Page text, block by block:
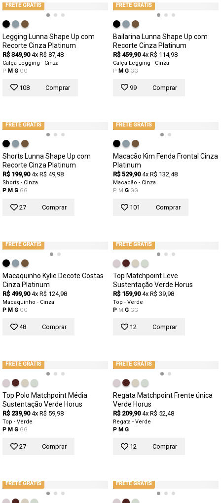
FRETE GRÁTIS
Legging Lunna Shape Up com
Recorte Cinza Platinum
R$ 349,90 4x R$ 87,48
Calça Legging - Cinza
P M G GG
108 Comprar
FRETE GRÁTIS
Bailarina Lunna Shape Up com
Recorte Cinza Platinum
R$ 459,90 4x R$ 114,98
Calça Legging - Cinza
P M G GG
99 Comprar
FRETE GRÁTIS
Shorts Lunna Shape Up com
Recorte Cinza Platinum
R$ 199,90 4x R$ 49,98
Shorts - Cinza
P M G GG
27 Comprar
FRETE GRÁTIS
Macacão Kim Fenda Frontal Cinza
Platinum
R$ 529,90 4x R$ 132,48
Macacão - Cinza
P M G GG
101 Comprar
FRETE GRÁTIS
Macaquinho Kylie Decote Costas
Cinza Platinum
R$ 499,90 4x R$ 124,98
Macaquinho - Cinza
P M G GG
48 Comprar
FRETE GRÁTIS
Top Matchpoint Leve
Sustentação Verde Horus
R$ 159,90 4x R$ 39,98
Top - Verde
P M G GG
12 Comprar
FRETE GRÁTIS
Top Polo Matchpoint Média
Sustentação Verde Horus
R$ 239,90 4x R$ 59,98
Top - Verde
P M G GG
27 Comprar
FRETE GRÁTIS
Regata Matchpoint Frente única
Verde Horus
R$ 209,90 4x R$ 52,48
Regata - Verde
P M G
12 Comprar
FRETE GRÁTIS FRETE GRÁTIS